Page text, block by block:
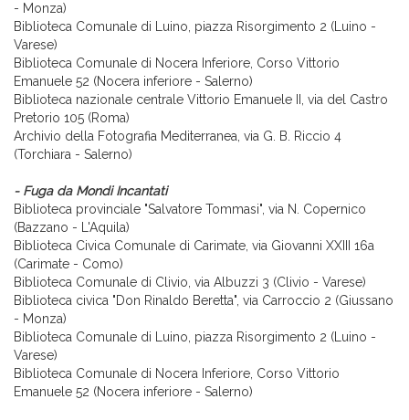
- Monza)
Biblioteca Comunale di Luino, piazza Risorgimento 2 (Luino -
Varese)
Biblioteca Comunale di Nocera Inferiore, Corso Vittorio
Emanuele 52 (Nocera inferiore - Salerno)
Biblioteca nazionale centrale Vittorio Emanuele II, via del Castro
Pretorio 105 (Roma)
Archivio della Fotografia Mediterranea, via G. B. Riccio 4
(Torchiara - Salerno)
- Fuga da Mondi Incantati
Biblioteca provinciale "Salvatore Tommasi", via N. Copernico
(Bazzano -
L'Aquila)
Biblioteca Civica Comunale di Carimate, via Giovanni XXIII 16a
(Carimate - Como)
Biblioteca Comunale di Clivio, via Albuzzi 3 (Clivio - Varese)
Biblioteca civica "Don Rinaldo Beretta", via Carroccio 2 (Giussano
- Monza)
Biblioteca Comunale di Luino, piazza Risorgimento 2 (Luino -
Varese)
Biblioteca Comunale di Nocera Inferiore, Corso Vittorio
Emanuele 52 (Nocera inferiore - Salerno)